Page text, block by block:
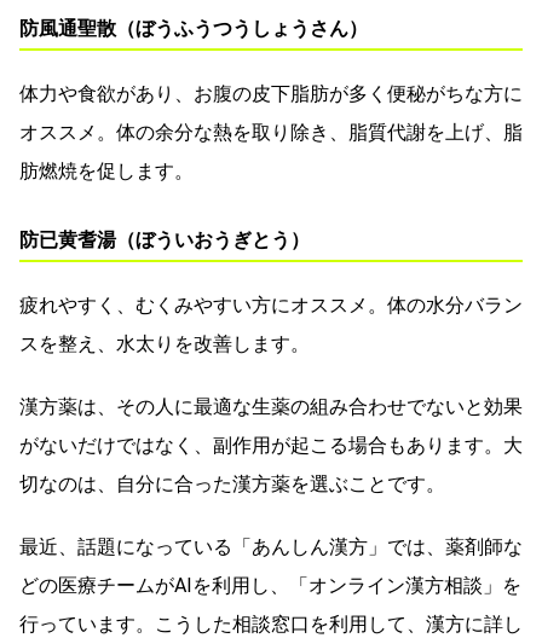
防風通聖散（ぼうふうつうしょうさん）
体力や食欲があり、お腹の皮下脂肪が多く便秘がちな方に
オススメ。体の余分な熱を取り除き、脂質代謝を上げ、脂
肪燃焼を促します。
防已黄耆湯（ぼういおうぎとう）
疲れやすく、むくみやすい方にオススメ。体の水分バラン
スを整え、水太りを改善します。
漢方薬は、その人に最適な生薬の組み合わせでないと効果
がないだけではなく、副作用が起こる場合もあります。大
切なのは、自分に合った漢方薬を選ぶことです。
最近、話題になっている「あんしん漢方」では、薬剤師な
どの医療チームがAIを利用し、「オンライン漢方相談」を
行っています。こうした相談窓口を利用して、漢方に詳し